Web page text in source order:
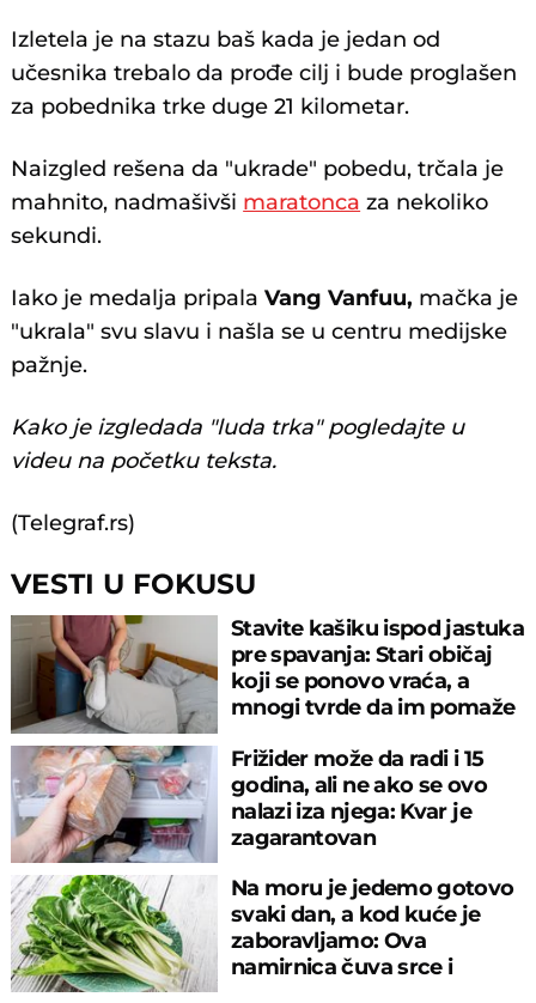
Izletela je na stazu baš kada je jedan od
učesnika trebalo da prođe cilj i bude proglašen
za pobednika trke duge 21 kilometar.
Naizgled rešena da "ukrade" pobedu, trčala je
mahnito, nadmašivši maratonca za nekoliko
sekundi.
Iako je medalja pripalaVang Vanfuu, mačka je
"ukrala" svu slavu i našla se u centru medijske
pažnje.
Kako je izgledada "luda trka" pogledajte u
videu na početku teksta.
(Telegraf.rs)
VESTI U FOKUSU
Stavite kašiku ispod jastuka
pre spavanja: Stari običaj
koji se ponovo vraća, a
mnogi tvrde da im pomaže
Frižider može da radi i 15
godina, ali ne ako se ovo
nalazi iza njega: Kvar je
zagarantovan
Na moru je jedemo gotovo
svaki dan, a kod kuće je
zaboravljamo: Ova
namirnica čuva srce i